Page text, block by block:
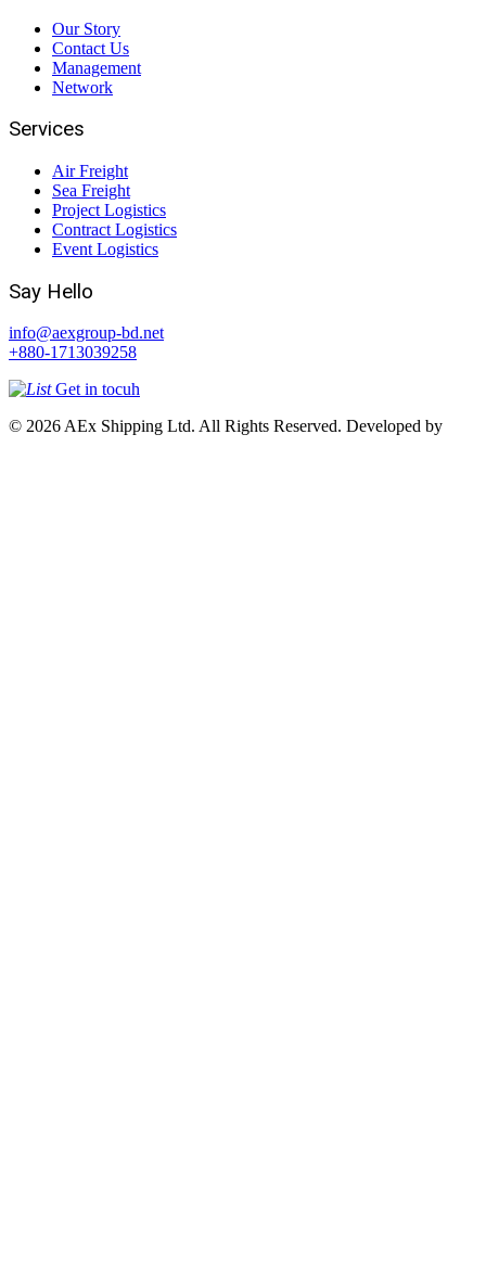
Our Story
Contact Us
Management
Network
Services
Air Freight
Sea Freight
Project Logistics
Contract Logistics
Event Logistics
Say Hello
info@aexgroup-bd.net
+880-1713039258
Get in tocuh
© 2026 AEx Shipping Ltd. All Rights Reserved. Developed by